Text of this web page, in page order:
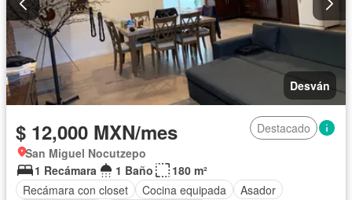
Desván
$ 12,000 MXN/mes
Destacado
San Miguel Nocutzepo
1 Recámara
1 Baño
180 m²
Recámara con closet
Cocina equipada
Asador